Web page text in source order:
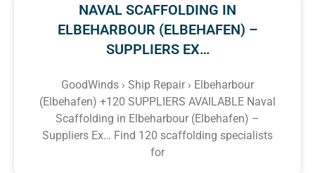
NAVAL SCAFFOLDING IN
ELBEHARBOUR (ELBEHAFEN) –
SUPPLIERS EX…
GoodWinds › Ship Repair › Elbeharbour
(Elbehafen) +120 SUPPLIERS AVAILABLE Naval
Scaffolding in Elbeharbour (Elbehafen) –
Suppliers Ex… Find 120 scaffolding specialists
for